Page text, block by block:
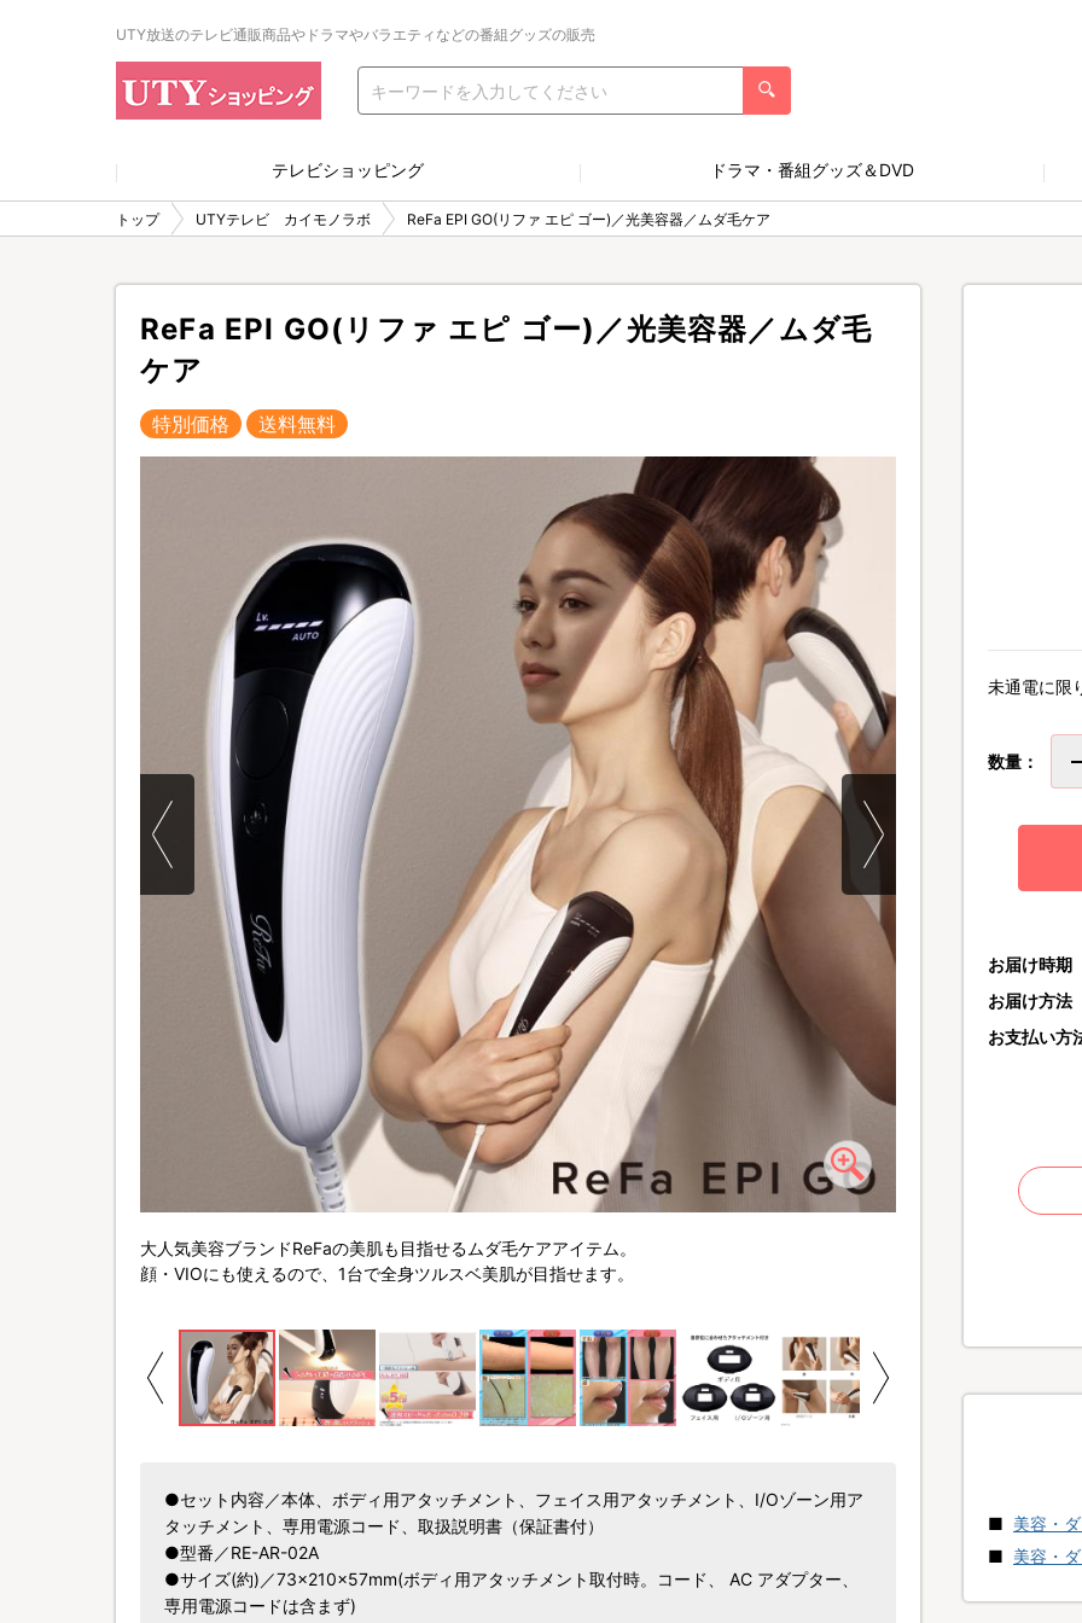
UTY放送のテレビ通販商品やドラマやバラエティなどの番組グッズの販売
テレビショッピング ドラマ・番組グッズ＆DVD
トップ UTYテレビ カイモノラボ ReFa EPI GO(リファ エピ ゴー)／光美容器／ムダ毛ケア
ReFa EPI GO(リファ エピ ゴー)／光美容器／ムダ毛
ケア
特別価格 送料無料
大人気美容ブランドReFaの美肌も目指せるムダ毛ケアアイテム。
顔・VIOにも使えるので、1台で全身ツルスベ美肌が目指せます。
●セット内容／本体、ボディ用アタッチメント、フェイス用アタッチメント、I/Oゾーン用ア
タッチメント、専用電源コード、取扱説明書（保証書付）
●型番／RE-AR-02A
●サイズ(約)／73×210×57mm(ボディ用アタッチメント取付時。コード、 AC アダプター、
専用電源コードは含まず)
未通電に限
数量：
お届け時
お届け方
お支払い方
美容・
美容・